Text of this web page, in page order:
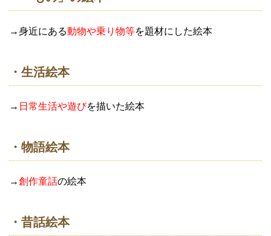
→身近にある動物や乗り物等を題材にした絵本
・生活絵本
→ 日常生活や遊びを描いた絵本
・物語絵本
→創作童話の絵本
・昔話絵本